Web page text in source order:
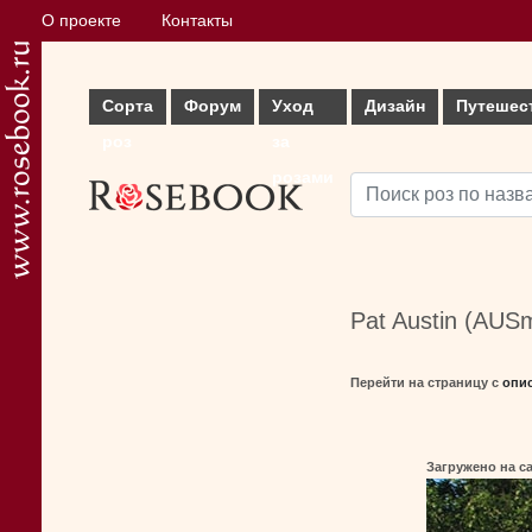
О проекте Контакты
Сорта
Форум
Уход
Дизайн
Pat Austin
Перейти на страницу с
Загружено на